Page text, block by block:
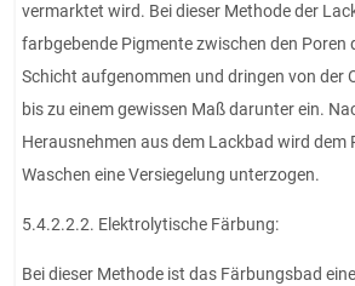
vermarktet wird. Bei dieser Methode der
farbgebende Pigmente zwischen den Poren
Schicht aufgenommen und dringen von der
bis zu einem gewissen Maß darunter ein.
Herausnehmen aus dem Lackbad wird dem
Waschen eine Versiegelung unterzogen.
5.4.2.2.2. Elektrolytische Färbung:
Bei dieser Methode ist das Färbungsbad